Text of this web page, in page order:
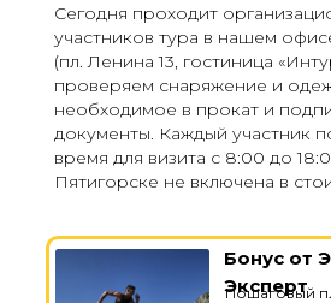
Сегодня проходит
участников тура в нашем
(пл. Ленина 13, гостиница
проверяем снаряжение и
необходимое в прокат и
документы. Каждый участник
время для визита с 8:00 до
Пятигорске не включена в
Бонус от
Эксперт
Пошаговый